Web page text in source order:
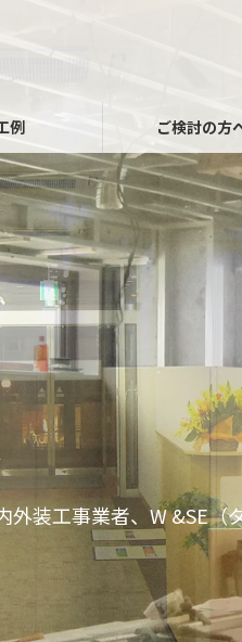
例 ご検討の方
装工事業者、W &SE（
装工事業者、W &SE（
装工事業者、W &SE（